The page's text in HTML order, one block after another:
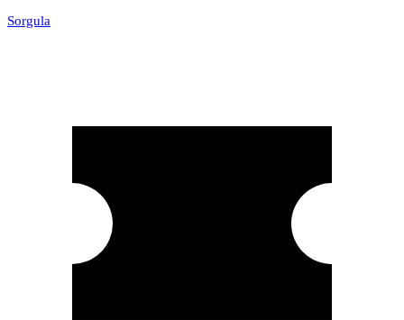
Sorgula